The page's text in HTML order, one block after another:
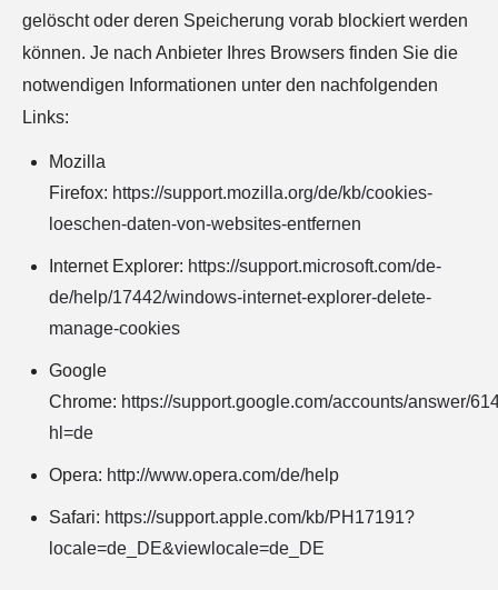
gelöscht oder deren Speicherung vorab blockiert werden
können. Je nach Anbieter Ihres Browsers finden Sie die
notwendigen Informationen unter den nachfolgenden
Links:
Mozilla
Firefox: https://support.mozilla.org/de/kb/cookies-
loeschen-daten-von-websites-entfernen
Internet Explorer: https://support.microsoft.com/de-
de/help/17442/windows-internet-explorer-delete-
manage-cookies
Google
Chrome: https://support.google.com/accounts/answer/
hl=de
Opera: http://www.opera.com/de/help
Safari: https://support.apple.com/kb/PH17191?
locale=de_DE&viewlocale=de_DE